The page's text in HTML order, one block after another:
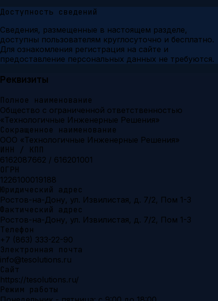
Доступность сведений
Сведения, размещенные в настоящем разделе,
доступны пользователям круглосуточно и бесплатно.
Для ознакомления регистрация на сайте и
предоставление персональных данных не требуются.
Реквизиты
Полное наименование
Общество с ограниченной ответственностью
«Технологичные Инженерные Решения»
Сокращенное наименование
ООО «Технологичные Инженерные Решения»
ИНН / КПП
6162087662 / 616201001
ОГРН
1226100019188
Юридический адрес
Ростов-на-Дону, ул. Извилистая, д. 7/2, Пом 1-3
Фактический адрес
Ростов-на-Дону, ул. Извилистая, д. 7/2, Пом 1-3
Телефон
+7 (863) 333-22-90
Электронная почта
info@tesolutions.ru
Сайт
https://tesolutions.ru/
Режим работы